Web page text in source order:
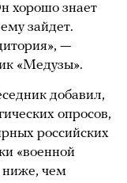
хорошо знает
зайдет.
—
«Медузы».
добавил,
опросов,
российских
«военной
ниже, чем